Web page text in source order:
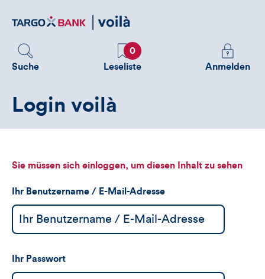
zum
Suche
Favoriten
0
Leseliste
Melden
Sie
sehen
Anmelden
Login voilà
Sie müssen sich einloggen, um diesen Inhalt zu sehen
Ihr Benutzername / E-Mail-Adresse
Ihr Passwort